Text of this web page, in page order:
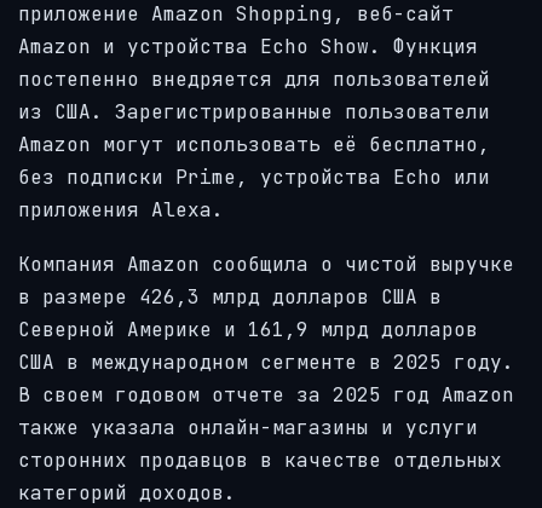
приложение Amazon Shopping, веб-сайт
Amazon и устройства Echo Show. Функция
постепенно внедряется для пользователей
из США. Зарегистрированные пользователи
Amazon могут использовать её бесплатно,
без подписки Prime, устройства Echo или
приложения Alexa.
Компания Amazon сообщила о чистой выручке
в размере 426,3 млрд долларов США в
Северной Америке и 161,9 млрд долларов
США в международном сегменте в 2025 году.
В своем годовом отчете за 2025 год Amazon
также указала онлайн-магазины и услуги
сторонних продавцов в качестве отдельных
категорий доходов.